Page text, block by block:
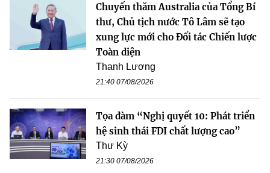
Chuyến thăm Australia của Tổng Bí
thư, Chủ tịch nước Tô Lâm sẽ tạo
xung lực mới cho Đối tác Chiến lược
Toàn diện
Thanh Lương
21:40 07/08/2026
Tọa đàm “Nghị quyết 10: Phát triển
hệ sinh thái FDI chất lượng cao”
Thư Kỳ
21:30 07/08/2026